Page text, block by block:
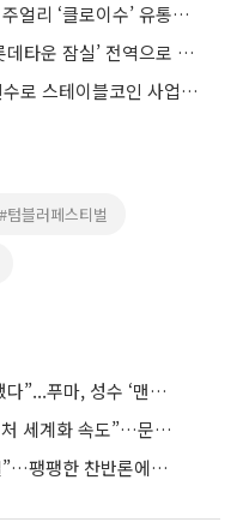
롯데백화점, 한중 정상회담 선물 주얼리 ‘클로이수’ 유통사 첫 유치
롯데백화점, 외국인 쇼핑 혜택 ‘롯데타운 잠실’ 전역으로 넓힌다
마스터카드, BVNK 18억 달러 인수로 스테이블코인 사업 본격 확장
#텀블러페스티벌
“한국적 감성에 英 축구열정 더했다”...푸마, 성수 ‘맨시티 하우스’ 팝업
문체부 “예술인 안전망 강화·K컬처 세계화 속도”…문화강국 청사진 제시
“여성 창작 지원”vs“남성 역차별”…팽팽한 찬반론에 심사위원도 고심